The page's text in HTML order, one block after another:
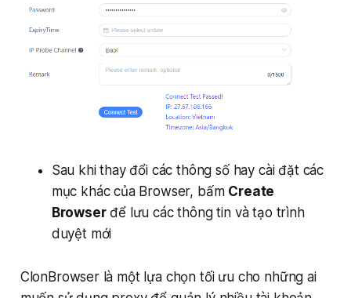
Sau khi thay đổi các thông số hay cài đặt các
mục khác của Browser, bấm Create
Browserđể lưu các thông tin và tạo trình
duyệt mới
ClonBrowser là một lựa chọn tối ưu cho những ai